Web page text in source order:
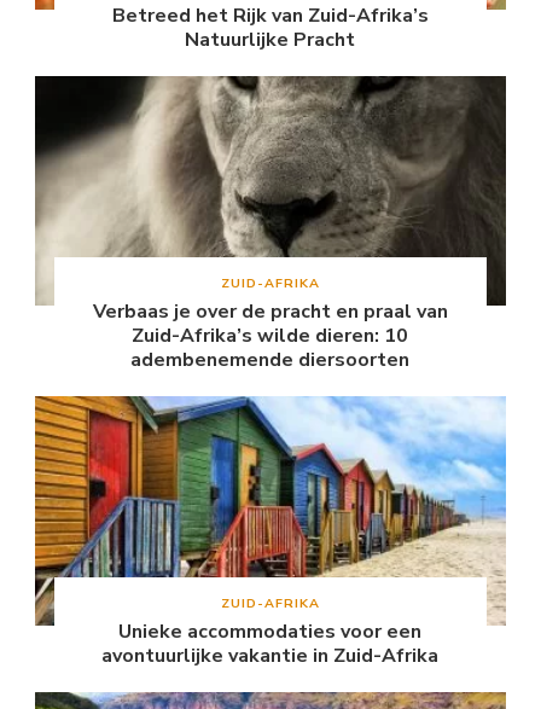
Betreed het Rijk van Zuid-Afrika’s
Natuurlijke Pracht
ZUID-AFRIKA
Verbaas je over de pracht en praal van
Zuid-Afrika’s wilde dieren: 10
adembenemende diersoorten
ZUID-AFRIKA
Unieke accommodaties voor een
avontuurlijke vakantie in Zuid-Afrika